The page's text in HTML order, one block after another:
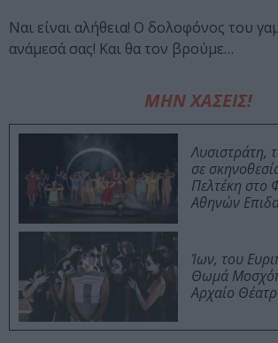
Ναι είναι αλήθεια! Ο δολοφόνος του
ανάμεσά σας! Και θα τον βρούμε…
ΜΗΝ ΧΑΣΕΙΣ!
Λυσιστράτη,
σε
Πελτέκη στο
Αθηνών
Ίων, του
Θωμά
Αρχαίο